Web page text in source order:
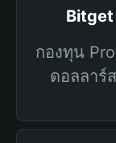
กองทุน
ดอลลาร์